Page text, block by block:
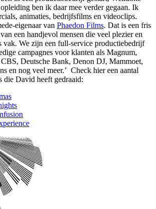
ben ik daar mee verder gegaan. Ik
animaties, bedrijfsfilms en videoclips.
eigenaar van Phaedon Films. Dat is een fris
een handjevol mensen die veel plezier en
vak. We zijn een full-service productiebedrijf
campagnes voor klanten als Magnum,
Deutsche Bank, Denon DJ, Mammoet,
en nog veel meer.’ Check hier een aantal
die David heeft gedraaid: